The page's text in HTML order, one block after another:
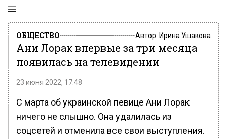
ОБЩЕСТВО Автор: Ирина Ушакова
Ани Лорак впервые за три месяца
появилась на телевидении
23 июня 2022, 17:48
С марта об украинской певице Ани Лорак
ничего не слышно. Она удалилась из
соцсетей и отменила все свои выступления.